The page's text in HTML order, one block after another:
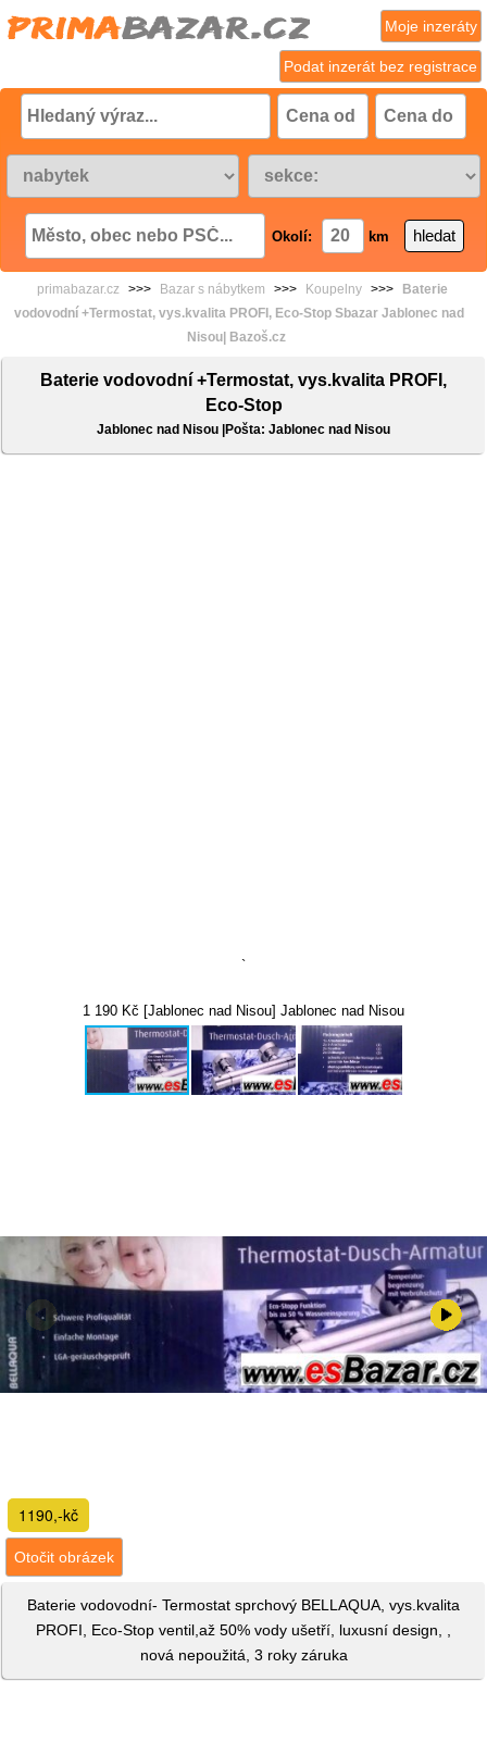
Podat inzerát bez registrace
Moje inzeráty
Okolí: km
primabazar.cz >>> Bazar s nábytkem >>> Koupelny >>>
Baterie
vodovodní +Termostat, vys.kvalita PROFI, Eco-Stop Sbazar Jablonec nad
Nisou| Bazoš.cz
Baterie vodovodní +Termostat, vys.kvalita PROFI,
Eco-Stop
Jablonec nad Nisou |Pošta: Jablonec nad Nisou
`
1 190 Kč [Jablonec nad Nisou] Jablonec nad Nisou
1190,-kč
Otočit obrázek
Baterie vodovodní- Termostat sprchový BELLAQUA, vys.kvalita
PROFI, Eco-Stop ventil,až 50% vody ušetří, luxusní design, ,
nová nepoužitá, 3 roky záruka